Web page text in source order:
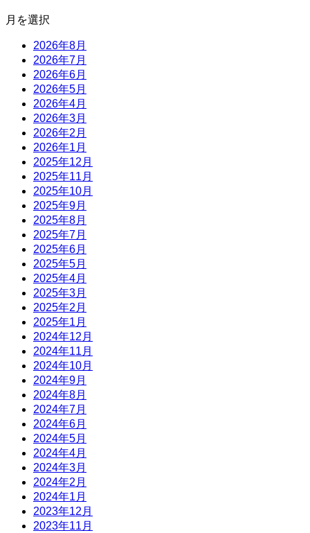
月を選択
2026年8月
2026年7月
2026年6月
2026年5月
2026年4月
2026年3月
2026年2月
2026年1月
2025年12月
2025年11月
2025年10月
2025年9月
2025年8月
2025年7月
2025年6月
2025年5月
2025年4月
2025年3月
2025年2月
2025年1月
2024年12月
2024年11月
2024年10月
2024年9月
2024年8月
2024年7月
2024年6月
2024年5月
2024年4月
2024年3月
2024年2月
2024年1月
2023年12月
2023年11月